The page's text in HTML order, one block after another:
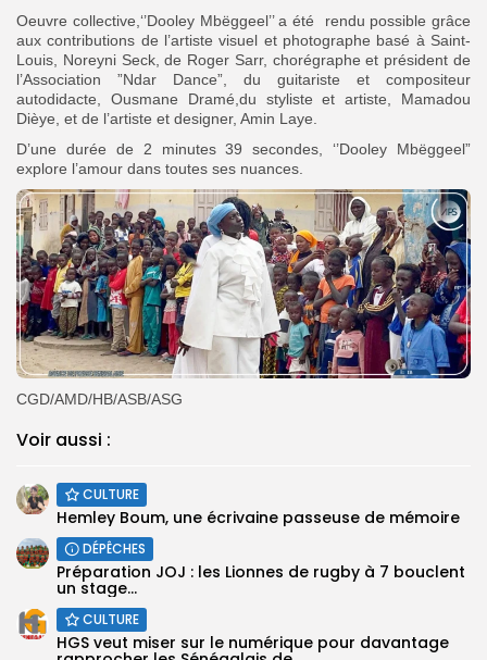
Oeuvre collective,‘’Dooley Mbëggeel’’ a été rendu possible grâce
aux contributions de l’artiste visuel et photographe basé à Saint-
Louis, Noreyni Seck, de Roger Sarr, chorégraphe et président de
l’Association ”Ndar Dance”, du guitariste et compositeur
autodidacte, Ousmane Dramé,du styliste et artiste, Mamadou
Dièye, et de l’artiste et designer, Amin Laye.
D’une durée de 2 minutes 39 secondes, ‘’Dooley Mbëggeel”
explore l’amour dans toutes ses nuances.
CGD/AMD/HB/ASB/ASG
Voir aussi :
CULTURE
Hemley Boum, une écrivaine passeuse de mémoire
DÉPÊCHES
Préparation JOJ : les Lionnes de rugby à 7 bouclent
un stage...
CULTURE
HGS veut miser sur le numérique pour davantage